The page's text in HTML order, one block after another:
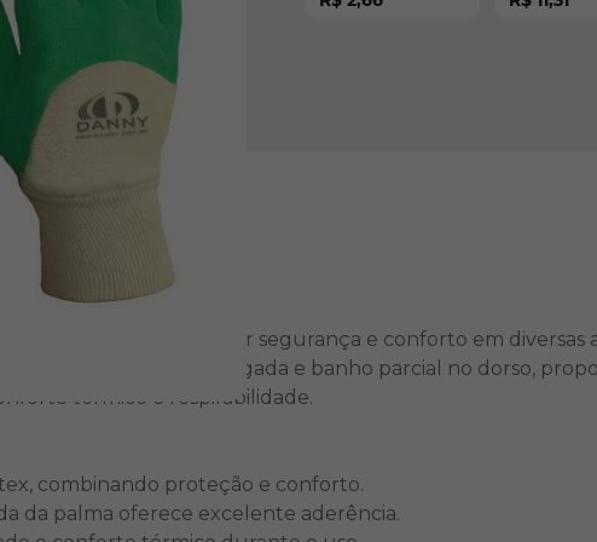
projetadas para oferecer segurança e conforto em diversas
antiderrapante corrugada e banho parcial no dorso,
térmico e respirabilidade.
combinando proteção e conforto.
da palma oferece excelente aderência.